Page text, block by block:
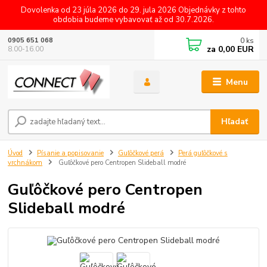
Dovolenka od 23 júla 2026 do 29. jula 2026 Objednávky z tohto
obdobia budeme vybavovať až od 30.7.2026.
Menu
Hľadať
0905 651 068
8.00-16.00
0 ks
za 0,00 EUR
Úvod Písanie a popisovanie Guľôčkové perá
Perá guľôčkové s
vrchnákom
Guľôčkové pero Centropen Slideball modré
Guľôčkové pero Centropen
Slideball modré